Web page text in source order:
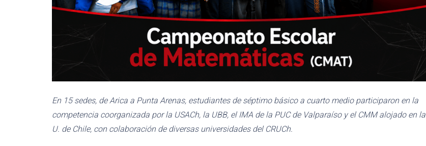
En 15 sedes, de Arica a Punta Arenas, estudiantes de séptimo básico a cuarto medio participaron en la
competencia coorganizada por la USACh, la UBB, el IMA de la PUC de Valparaíso y el CMM alojado en la
U. de Chile, con colaboración de diversas universidades del CRUCh.